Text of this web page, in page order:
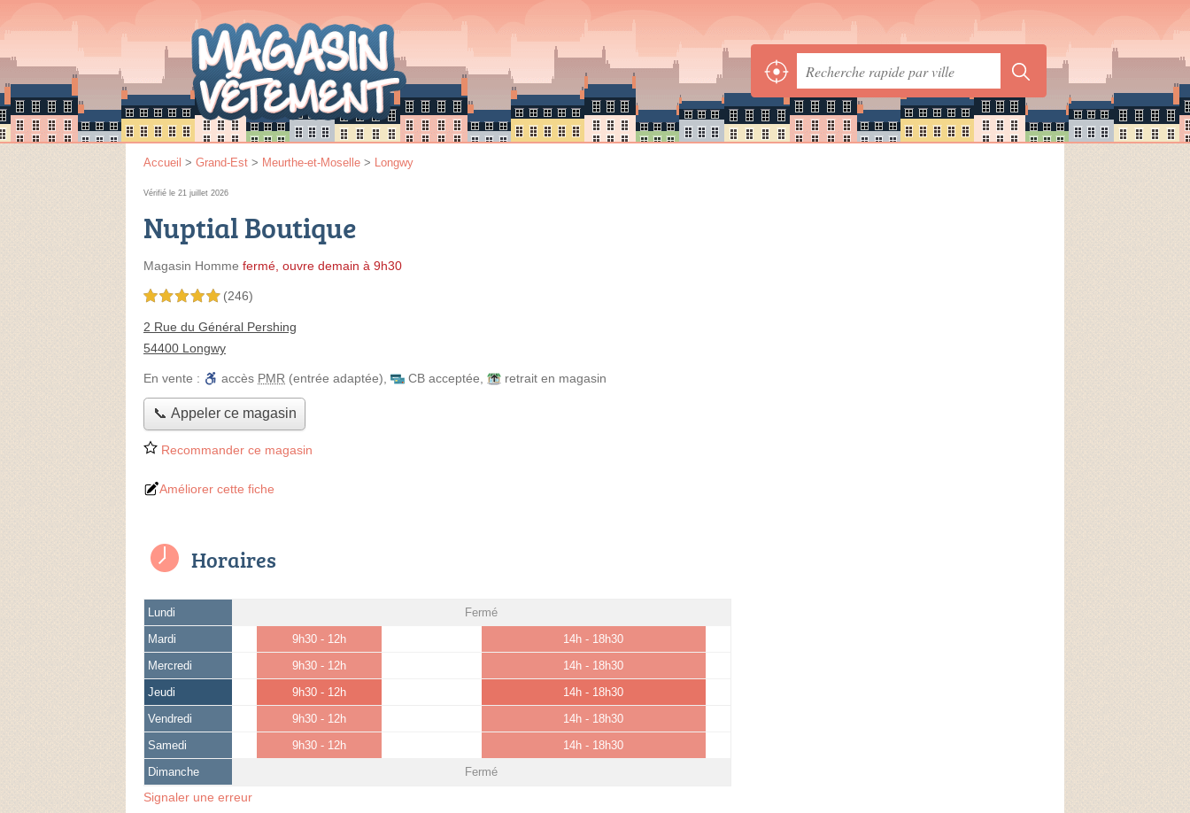
Accueil > Grand-Est > Meurthe-et-Moselle > Longwy
Vérifié le 21 juillet 2026
Nuptial Boutique
Magasin Homme fermé, ouvre demain à 9h30
5,0 étoiles sur 5 (246)
2 Rue du Général Pershing
54400 Longwy
En vente : accès PMR (entrée adaptée) CB acceptée retrait en magasin
📞 Appeler ce magasin
Recommander ce magasin
Améliorer cette fiche
Horaires
Lundi Fermé
Mardi 9h30 - 12h 14h - 18h30
Mercredi 9h30 - 12h 14h - 18h30
Jeudi 9h30 - 12h 14h - 18h30
Vendredi 9h30 - 12h 14h - 18h30
Samedi 9h30 - 12h 14h - 18h30
Dimanche Fermé
Signaler une erreur